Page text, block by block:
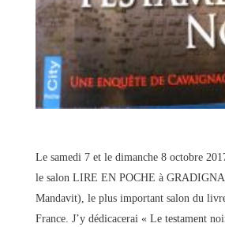
Le samedi 7 et le dimanche 8 octobre
le salon LIRE EN POCHE à
Mandavit), le plus important salon du
France. J’y dédicacerai « Le testament